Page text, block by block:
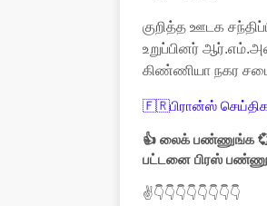
குறித்த ஊடக
உறுப்பினர்
கிண்ணியா நகர
🇫🇷பிரான்ஸ்
👍 லைக் பண்ணுங்க
பட்டனை பிரஸ்
✌👇👇👇👇👇👇👇👇